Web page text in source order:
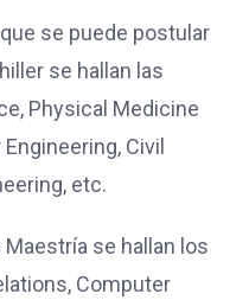
se puede postular
se hallan las
Physical Medicine
Civil
etc.
se hallan los
Computer